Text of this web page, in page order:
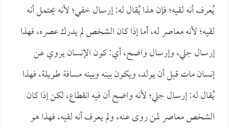
يُعرف أنه لقيه؛ فإن هذا يُقال له: إرسال خفي؛ لأنه يحتمل أنه
لقيه؛ لأنه معاصر له، أما إذا كان الشخص لم يدرك عصره، فهذا
إرسال جلي، وإرسال واضح، أي: كون الإنسان يروي عن
إنسان مات قبل أن يولد، ويكون بينه وبينه مسافة طويلة، فهذا
يُقال له: إرسال جلي؛ لأنه واضح أن فيه انقطاع، لكن إذا كان
الشخص معاصر لمن روى عنه، ولم يعرف أنه لقيه، فهذا هو